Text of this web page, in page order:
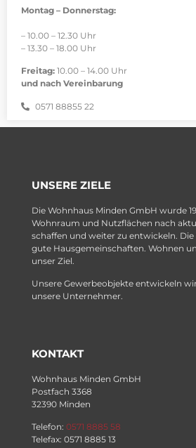
Montag – Donnerstag:
– 10.00 – 12.30 Uhr
– 13.30 – 18.00 Uhr
Freitag: 10.00 – 14.00 Uhr
und nach Vereinbarung
0571 88855 22
UNSERE ZIELE
Die Wohnhaus Minden GmbH wurde
Wohnraum und Nutzflächen nach
schaffen und weiter zu entwickeln.
gute Hausgemeinschaften. Wohnen
unser Ziel.
Unsere Gewerbeobjekte entwickeln
unsere Unternehmer.
KONTAKT
Wohnhaus Minden GmbH
Postfach 3368
32390 Minden
Telefon: 0571 8885 58
Telefax: 0571 8885 13